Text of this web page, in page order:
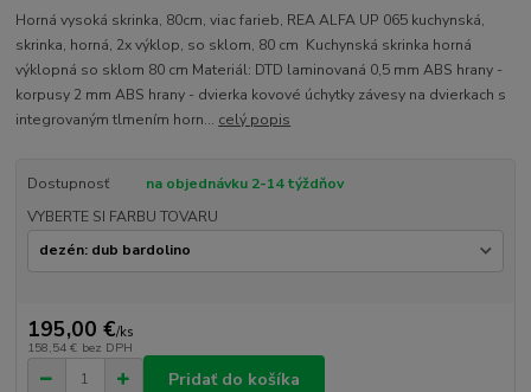
Horná vysoká skrinka, 80cm, viac farieb, REA ALFA UP 065 kuchynská,
skrinka, horná, 2x výklop, so sklom, 80 cm Kuchynská skrinka horná
výklopná so sklom 80 cm Materiál: DTD laminovaná 0,5 mm ABS hrany -
korpusy 2 mm ABS hrany - dvierka kovové úchytky závesy na dvierkach s
integrovaným tlmením horn... celý popis
Dostupnosť
na objednávku 2-14 týždňov
VYBERTE SI FARBU TOVARU
195,00 €/ks
158,54 € bez DPH
Pridať do košíka